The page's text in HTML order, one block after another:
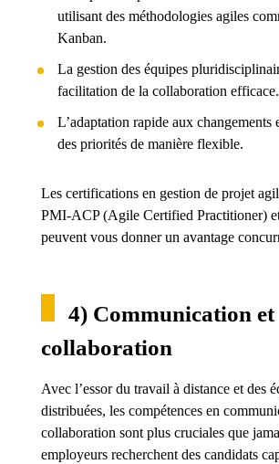
utilisant des méthodologies agiles
Kanban.
La gestion des équipes
facilitation de la collaboration efficace.
L’adaptation rapide aux changements
des priorités de manière flexible.
Les certifications en gestion de projet
PMI-ACP (Agile Certified Practitioner)
peuvent vous donner un avantage
4) Communication et
collaboration
Avec l’essor du travail à distance et des
distribuées, les compétences en
collaboration sont plus cruciales que
employeurs recherchent des candidats